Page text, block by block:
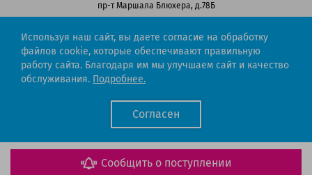
Сообщить о поступлении
пр-т Маршала Блюхера, д.78Б
Регионы РФ
8-800-302-51-53
(звонок бесплатный)
Cartridge.ru 2012-2026. Все права защищены
Используя наш сайт, вы даете согласие на обработку
файлов cookie, которые обеспечивают правильную
работу сайта. Благодаря им мы улучшаем сайт и качество
обслуживания. Подробнее.
Согласен